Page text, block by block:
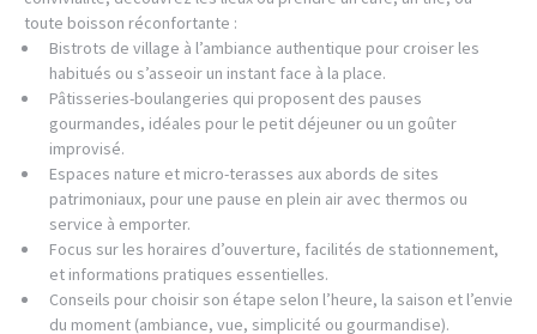
toute boisson réconfortante :
Bistrots de village à l’ambiance authentique pour croiser les
habitués ou s’asseoir un instant face à la place.
Pâtisseries-boulangeries qui proposent des pauses
gourmandes, idéales pour le petit déjeuner ou un goûter
improvisé.
Espaces nature et micro-terasses aux abords de sites
patrimoniaux, pour une pause en plein air avec thermos ou
service à emporter.
Focus sur les horaires d’ouverture, facilités de stationnement,
et informations pratiques essentielles.
Conseils pour choisir son étape selon l’heure, la saison et l’envie
du moment (ambiance, vue, simplicité ou gourmandise).